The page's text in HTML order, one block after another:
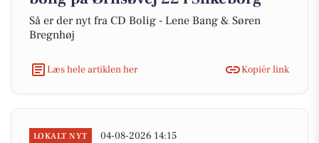
Så er der nyt fra CD Bolig - Lene Bang & Søren
Bregnhøj
Læs hele artiklen her Kopiér link
LOKALT NYT 04-08-2026 14:15